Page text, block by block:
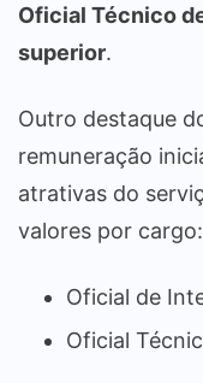
Oficial Técnico
superior.
Outro destaque
remuneração
atrativas do
valores por cargo:
Oficial de
Oficial